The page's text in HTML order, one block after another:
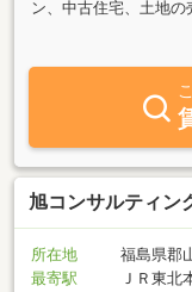
ン、中古住宅、土地
希望や条件に見合っ
旭コンサルティン
所在地
福島県郡
最寄駅
ＪＲ東北